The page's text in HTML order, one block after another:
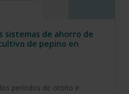
sistemas de ahorro de
de pepino en
períodos de otoño e